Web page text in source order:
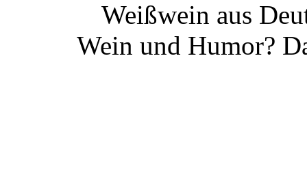
Weißwein aus
Wein und Humor?